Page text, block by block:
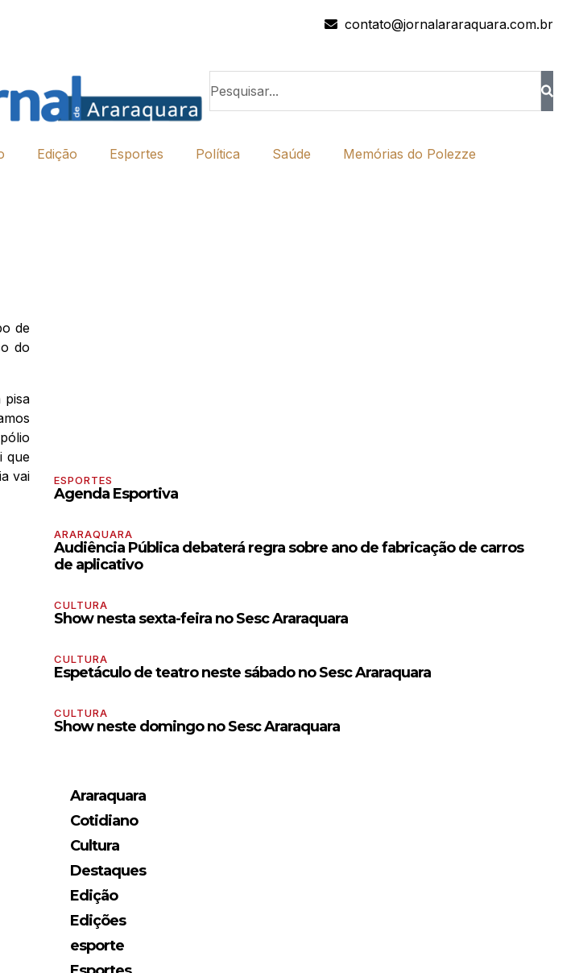
contato@jornalararaquara.com.br
Edição Esportes Política Saúde Memórias do Polezze
de
do
pisa
que
vai
ESPORTES
Agenda Esportiva
ARARAQUARA
Audiência Pública debaterá regra sobre ano de fabricação de carros
de aplicativo
CULTURA
Show nesta sexta-feira no Sesc Araraquara
CULTURA
Espetáculo de teatro neste sábado no Sesc Araraquara
CULTURA
Show neste domingo no Sesc Araraquara
Araraquara
Cotidiano
Cultura
Destaques
Edição
Edições
esporte